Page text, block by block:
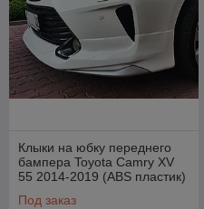
Клыки на юбку переднего
бампера Toyota Camry XV
55 2014-2019 (ABS пластик)
Под заказ